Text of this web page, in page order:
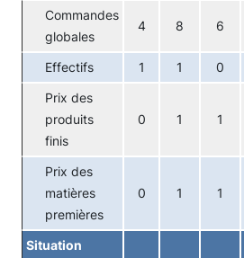
Commandes
globales
4 8 6
Effectifs 1 1 0
Prix des
produits
finis
0 1 1
Prix des
matières
premières
0 1 1
Situation